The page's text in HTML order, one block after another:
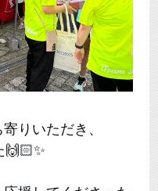
りいただき、
🙌🏻✨